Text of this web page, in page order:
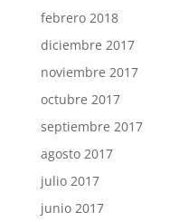
febrero 2018
diciembre 2017
noviembre 2017
octubre 2017
septiembre 2017
agosto 2017
julio 2017
junio 2017